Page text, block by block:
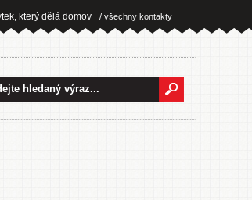
/ všechny kontakty
který dělá domov